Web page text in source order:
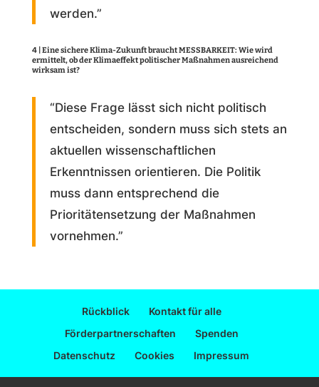
werden.”
4 | Eine sichere Klima-Zukunft braucht MESSBARKEIT: Wie wird
ermittelt, ob der Klimaeffekt politischer Maßnahmen ausreichend
wirksam ist?
“Diese Frage lässt sich nicht politisch
entscheiden, sondern muss sich stets an
aktuellen wissenschaftlichen
Erkenntnissen orientieren. Die Politik
muss dann entsprechend die
Prioritätensetzung der Maßnahmen
vornehmen.”
Rückblick
Kontakt für alle
Förderpartnerschaften
Spenden
Datenschutz
Cookies Impressum